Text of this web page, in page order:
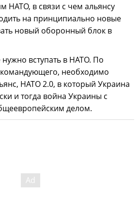
НАТО, в связи с чем альянсу
на принципиально новые
новый оборонный блок в
нужно вступать в НАТО. По
необходимо
НАТО 2.0, в который Украина
и тогда война Украины с
делом.